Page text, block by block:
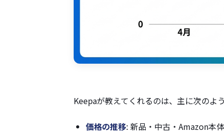
Keepaが教えてくれるのは、主に次のよ
価格の推移: 新品・中古・Amazon本